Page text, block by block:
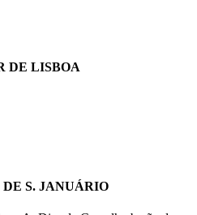
DE LISBOA
S. JANUÁRIO